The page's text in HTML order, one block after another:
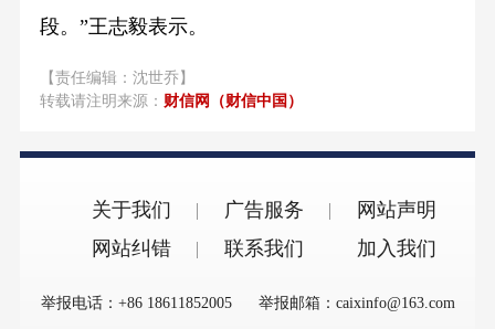
段。”王志毅表示。
【责任编辑：沈世乔】
转载请注明来源： 财信网（财信中国）
关于我们 广告服务
网站声明
网站纠错
联系我们 加入我们
举报电话：+86 18611852005 举报邮箱：caixinfo@163.com